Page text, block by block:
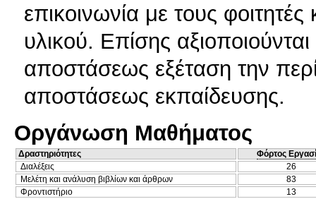
επικοινωνία με τους
υλικού. Επίσης
αποστάσεως εξέταση την
αποστάσεως εκπαίδευσης.
Οργάνωση Μαθήματος
Δραστηριότητες
Φόρτος
Διαλέξεις
26
Μελέτη και ανάλυση βιβλίων και άρθρων
83
Φροντιστήριο
13